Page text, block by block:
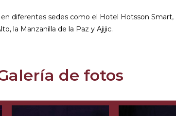
diferentes sedes como el Hotel Hotsson
la Manzanilla de la Paz y Ajijic.
de fotos